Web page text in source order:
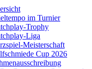
im Turnier
Trophy
Liga
Meisterschaft
Cup 2026